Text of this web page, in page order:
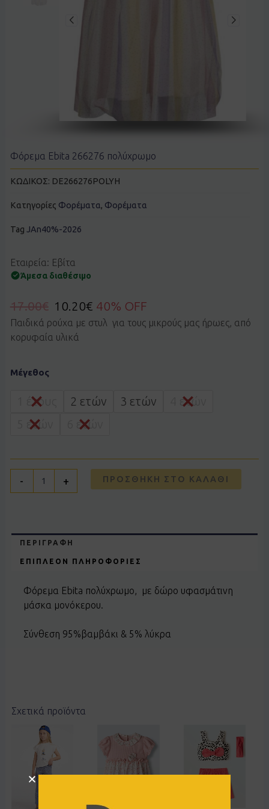
Φόρεμα Ebita 266276 πολύχρωμο
ΚΩΔΙΚΟΣ: DE266276POLYH
Κατηγορίες Φορέματα, Φορέματα
Tag JAn40%-2026
Εταιρεία: Εβίτα
Άμεσα διαθέσιμο
17.00€ 10.20€ 40% OFF
Παιδικά ρούχα με στυλ για τους μικρούς μας ήρωες, από
κορυφαία υλικά
Μέγεθος
1 έτους 2 ετών 3 ετών
4 ετών
5 ετών
6 ετών
-
Ebita
πολύχρωμο
ποσότητα
+ ΠΡΟΣΘΉΚΗ ΣΤΟ ΚΑΛΆΘΙ
ΠΕΡΙΓΡΑΦΉ
ΕΠΙΠΛΈΟΝ ΠΛΗΡΟΦΟΡΊΕΣ
Φόρεμα Ebita πολύχρωμο, με δώρο υφασμάτινη
μάσκα μονόκερου.
Σύνθεση 95%βαμβάκι & 5% λύκρα
Σχετικά προϊόντα